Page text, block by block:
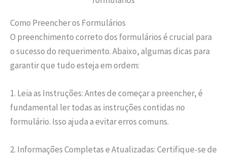
Como Preencher os Formulários
O preenchimento correto dos formulários é crucial para
o sucesso do requerimento. Abaixo, algumas dicas para
garantir que tudo esteja em ordem:
1. Leia as Instruções: Antes de começar a preencher, é
fundamental ler todas as instruções contidas no
formulário. Isso ajuda a evitar erros comuns.
2. Informações Completas e Atualizadas: Certifique-se de